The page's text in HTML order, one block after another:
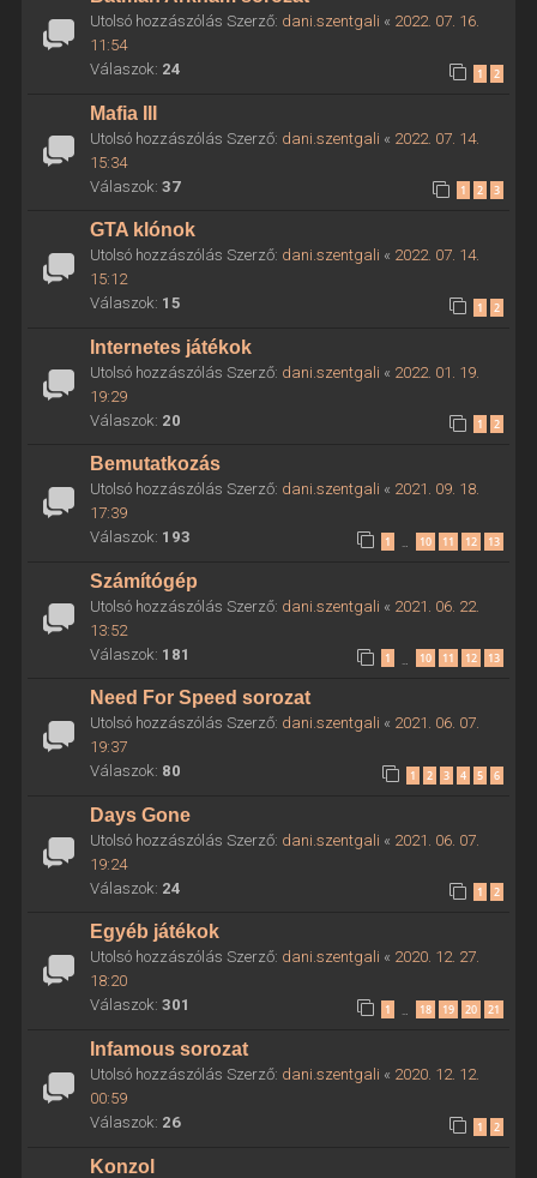
Utolsó hozzászólás Szerző: dani.szentgali « 2022. 07. 16.
11:54
Válaszok: 24 1 2
Mafia III
Utolsó hozzászólás Szerző: dani.szentgali « 2022. 07. 14.
15:34
Válaszok: 37 1 2 3
GTA klónok
Utolsó hozzászólás Szerző: dani.szentgali « 2022. 07. 14.
15:12
Válaszok: 15 1 2
Internetes játékok
Utolsó hozzászólás Szerző: dani.szentgali « 2022. 01. 19.
19:29
Válaszok: 20 1 2
Bemutatkozás
Utolsó hozzászólás Szerző: dani.szentgali « 2021. 09. 18.
17:39
Válaszok: 193 1 … 10 11 12 13
Számítógép
Utolsó hozzászólás Szerző: dani.szentgali « 2021. 06. 22.
13:52
Válaszok: 181 1 10 11 12 13
Need For Speed sorozat
Utolsó hozzászólás Szerző: dani.szentgali « 2021. 06. 07.
19:37
Válaszok: 80 1 2 3 4 5 6
Days Gone
Utolsó hozzászólás Szerző: dani.szentgali « 2021. 06. 07.
19:24
Válaszok: 24 1 2
Egyéb játékok
Utolsó hozzászólás Szerző: dani.szentgali « 2020. 12. 27.
18:20
Válaszok: 301 1 … 18 19 20 21
Infamous sorozat
Utolsó hozzászólás Szerző: dani.szentgali « 2020. 12. 12.
00:59
Válaszok: 26 1 2
Konzol